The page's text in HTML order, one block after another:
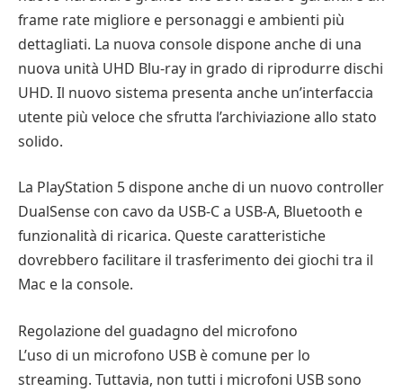
frame rate migliore e personaggi e ambienti più
dettagliati. La nuova console dispone anche di una
nuova unità UHD Blu-ray in grado di riprodurre dischi
UHD. Il nuovo sistema presenta anche un’interfaccia
utente più veloce che sfrutta l’archiviazione allo stato
solido.
La PlayStation 5 dispone anche di un nuovo controller
DualSense con cavo da USB-C a USB-A, Bluetooth e
funzionalità di ricarica. Queste caratteristiche
dovrebbero facilitare il trasferimento dei giochi tra il
Mac e la console.
Regolazione del guadagno del microfono
L’uso di un microfono USB è comune per lo
streaming. Tuttavia, non tutti i microfoni USB sono